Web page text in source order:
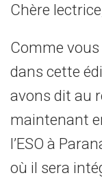
Chère
Comme
dans cette
avons dit au
maintenant
l’ESO à
où il sera